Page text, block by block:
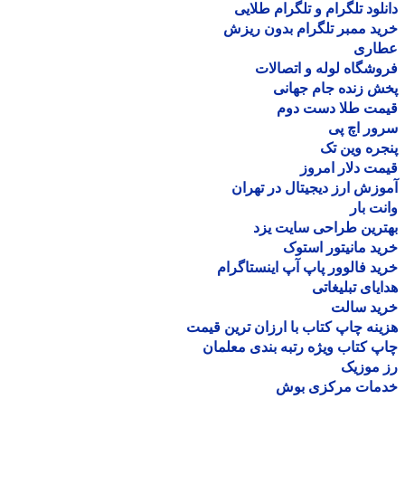
تلگرام و تلگرام طلایی
ممبر تلگرام بدون ریزش
لوله و اتصالات
زنده جام جهانی
طلا دست دوم
اچ پی
وین تک
دلار امروز
ارز دیجیتال در تهران
بار
طراحی سایت یزد
مانیتور استوک
فالوور پاپ آپ اینستاگرام
تبلیغاتی
سالت
چاپ کتاب با ارزان ترین قیمت
کتاب ویژه رتبه بندی معلمان
موزیک
مرکزی بوش